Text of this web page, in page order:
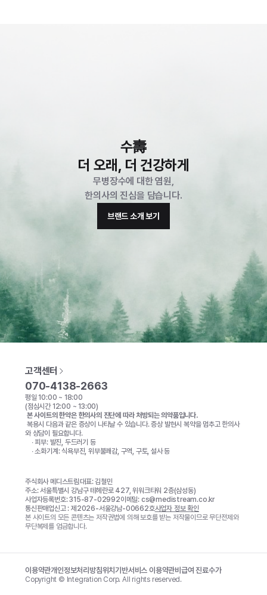
수壽
더 오래, 더 건강하게
무병장수에 대한 염원,
한의사의 진심을 담습니다.
브랜드 소개 보기
고객센터
070-4138-2663
평일 10:00 ~ 18:00
(점심시간 12:00 ~ 13:00)
본 사이트의 한약은 한의사의 진단에 따라 처방되는 의약품입니다.
와 상담이 필요합니다.
∙ 피부: 발진, 두드러기 등
∙ 소화기계: 식욕부진, 위부불쾌감, 구역, 구토, 설사 등
주식회사 메디스트림 대표: 김철민
주소: 서울특별시 강남구 테헤란로 427, 위워크타워 2층(삼성동)
사업자등록번호: 315-87-02992이메일: cs@medistream.co.kr
통신판매업신고 : 제2026-서울강남-00662호사업자 정보 확인
본 사이트의 모든 콘텐츠는 저작권법에 의해 보호를 받는 저작물이므로 무단전제와
무단복제를 엄금합니다.
Copyright © Integration Corp. All rights reserved.
이용약관개인정보처리방침위치기반서비스 이용약관비급여 진료수가